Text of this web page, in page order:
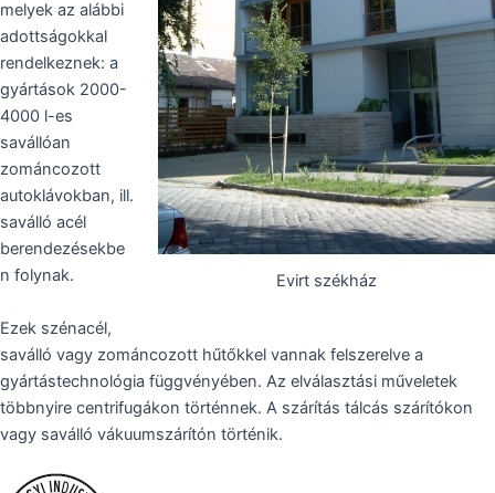
Evirt székház
melyek az alábbi
adottságokkal
rendelkeznek: a
gyártások 2000-
4000 l-es
savállóan
zománcozott
autoklávokban, ill.
saválló acél
berendezésekbe
n folynak.
Ezek szénacél,
saválló vagy zománcozott hűtőkkel vannak felszerelve a
gyártástechnológia függvényében. Az elválasztási műveletek
többnyire centrifugákon történnek. A szárítás tálcás szárítókon
vagy saválló vákuumszárítón történik.